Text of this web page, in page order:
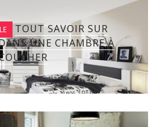
TOUT SAVOIR SUR
UNE CHAMBRE À